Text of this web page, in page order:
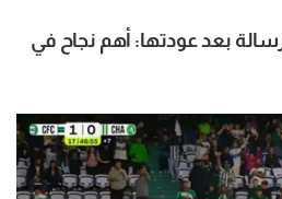
بعد عودتها: أهم نجاح في